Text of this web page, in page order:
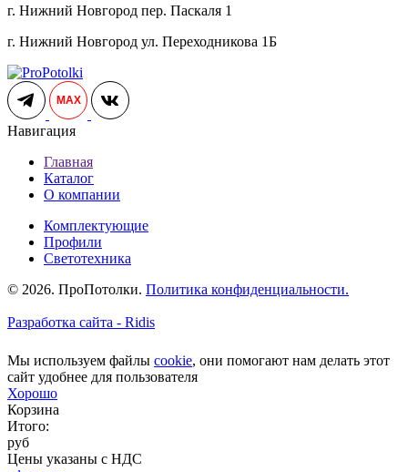
г. Нижний Новгород пер. Паскаля 1
г. Нижний Новгород ул. Переходникова 1Б
MAX
Навигация
Главная
Каталог
О компании
Комплектующие
Профили
Светотехника
© 2026. ПроПотолки. Политика конфиденциальности.
Разработка сайта - Ridis
Мы используем файлы cookie, они помогают нам делать этот
сайт удобнее для пользователя
Хорошо
Корзина
Итого:
руб
Цены указаны с НДС